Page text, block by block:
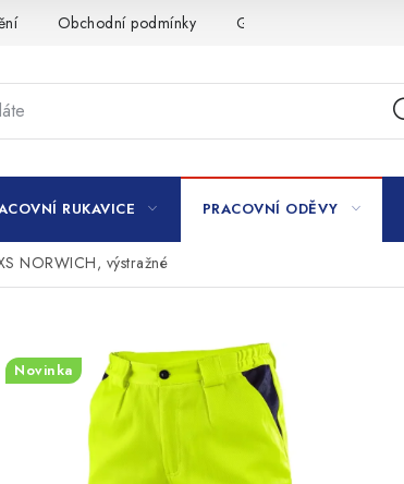
Obchodní podmínky GDPR
RUKAVICE PRACOVNÍ ODĚVY
NORWICH, výstražné
Novinka